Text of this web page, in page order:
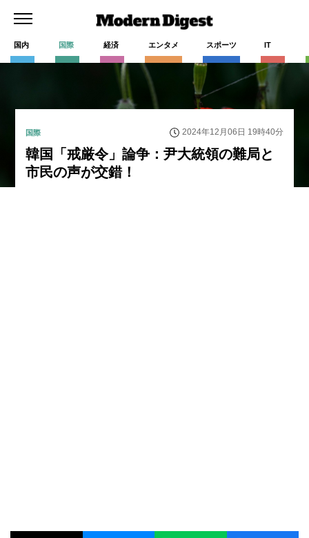
国内 国際 経済 エンタメ スポーツ IT
国際 2024年12月06日 19時40分
韓国「戒厳令」論争：尹大統領の難局と
市民の声が交錯！